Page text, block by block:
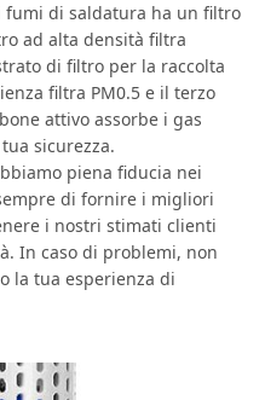
fumi di saldatura ha un filtro
ad alta densità filtra
di filtro per la raccolta
filtra PM0.5 e il terzo
attivo assorbe i gas
sicurezza.
piena fiducia nei
di fornire i migliori
i nostri stimati clienti
In caso di problemi, non
la tua esperienza di